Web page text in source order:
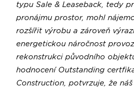
typu Sale & Leaseback, tedy
pronájmu prostor, mohl
rozšířit výrobu a zároveň
energetickou náročnost
rekonstrukci původního
hodnocení Outstanding
Construction, potvrzuje, že